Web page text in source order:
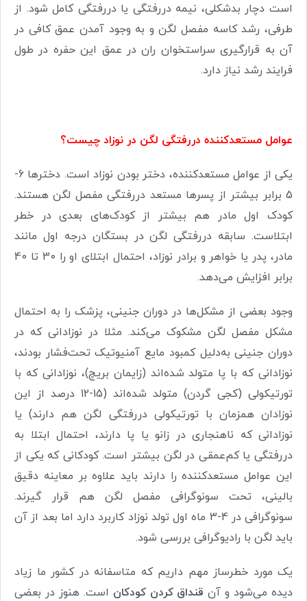
است دچار بدشکلی، نیمه دررفتگی یا دررفتگی کامل شود. از
طرفی، رشد کاسه مفصل لگن و به وجود آمدن عمق کافی در
آن به قرارگیری سراستخوان ران در عمق این حفره در طول
فرایند رشد نیاز دارد.
عوامل مستعد‌کننده دررفتگی لگن در نوزاد چیست؟
یکی از عوامل مستعد‌کننده، دختر بودن نوزاد است. دخترها 6-
5 برابر بیشتر از پسرها مستعد دررفتگی مفصل لگن هستند.
کودک اول مادر هم بیشتر از کودک‌های بعدی در خطر
ابتلاست. سابقه دررفتگی لگن در بستگان درجه اول مانند
مادر، پدر یا خواهر و برادر نوزاد، احتمال ابتلای او را 30 تا 40
برابر افزایش می‌دهد.
وجود بعضی از مشکل‌ها در دوران جنینی، پزشک را به احتمال
مشکل مفصل لگن مشکوک می‌کند. مثلا در نوزادانی که در
دوران جنینی به‌دلیل کمبود مایع آمنیوتیک تحت‌فشار بودند،
نوزادانی که با پا متولد شده‌اند (زایمان بریچ)، نوزادانی که با
تورتیکولی (کجی گردن) متولد شده‌اند (15-12 درصد از این
نوزادان همزمان با تورتیکولی دررفتگی لگن هم دارند) یا
نوزادانی که ناهنجاری در زانو یا پا دارند، احتمال ابتلا به
دررفتگی یا کم‌عمقی در لگن‌ بیشتر است. کودکانی که یکی از
این عوامل مستعد‌کننده را دارند باید علاوه بر معاینه دقیق
بالینی، تحت‌ سونوگرافی مفصل لگن هم قرار گیرند.
سونوگرافی در 4-3 ماه اول تولد نوزاد کاربرد دارد اما بعد از آن
باید لگن با رادیوگرافی بررسی شود.
یک مورد خطرساز مهم داریم که متاسفانه در کشور ما زیاد
دیده می‌شود و آن قنداق کردن کودکان است. هنوز در بعضی